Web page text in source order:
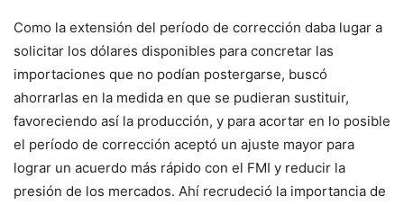
Como la extensión del período de corrección daba lugar a
solicitar los dólares disponibles para concretar las
importaciones que no podían postergarse, buscó
ahorrarlas en la medida en que se pudieran sustituir,
favoreciendo así la producción, y para acortar en lo posible
el período de corrección aceptó un ajuste mayor para
lograr un acuerdo más rápido con el FMI y reducir la
presión de los mercados. Ahí recrudeció la importancia de